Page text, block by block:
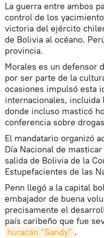
La guerra entre ambos
control de los
victoria del ejército
de Bolivia al océano.
provincia.
Morales es un defensor
por ser parte de la
ocasiones impulsó esta
internacionales, incluida
donde incluso masticó
conferencia sobre
El mandatario organizó
Día Nacional de
salida de Bolivia de la
Estupefacientes de las
Penn llegó a la capital
embajador de buena
precisamente el
país caribeño que fue
huracán “Sandy” .